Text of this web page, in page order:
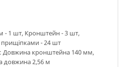
- 1 шт, Кронштейн - 3 шт,
прищіпками - 24 шт
Довжина кронштейна 140 мм,
довжина 2,56 м